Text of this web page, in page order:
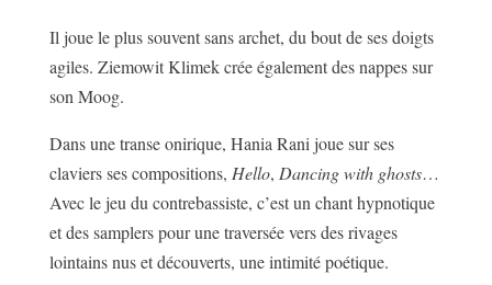
Il joue le plus souvent sans archet, du bout de ses doigts
agiles. Ziemowit Klimek crée également des nappes sur
son Moog.
Dans une transe onirique, Hania Rani joue sur ses
claviers ses compositions, Hello, Dancing with ghosts…
Avec le jeu du contrebassiste, c’est un chant hypnotique
et des samplers pour une traversée vers des rivages
lointains nus et découverts, une intimité poétique.